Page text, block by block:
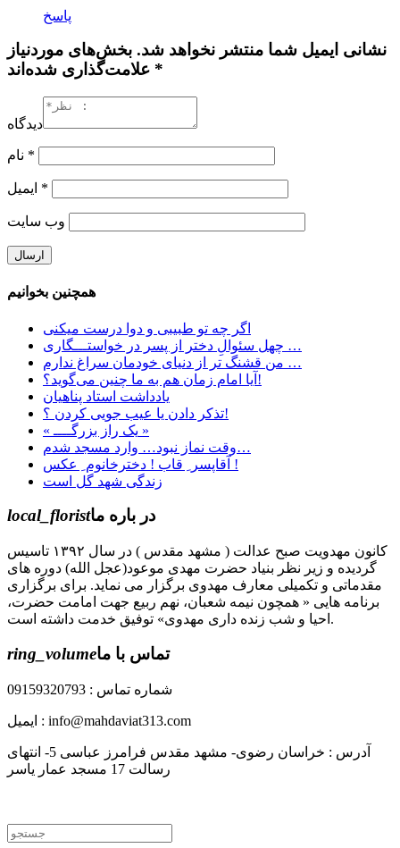
پاسخ
نشانی ایمیل شما منتشر نخواهد شد. بخش‌های موردنیاز
علامت‌گذاری شده‌اند *
دیدگاه
*
*
وب‌ سایت
همچنین بخوانیم
اگر چه تو طبیبی و دوا درست میکنی
چهل سئوالِ دختر از پسر در خواستـــگاری …
ﻣﻦ ﻗﺸﻨﮓ ﺗﺮ ﺍﺯ ﺩﻧﯿﺎﯼ ﺧﻮﺩﻣﺎﻥ ﺳﺮﺍﻍ ﻧﺪﺍﺭﻡ …
آیا امام زمان هم به ما چنین می‌گوید؟!
یادداشت استاد پناهیان
تذکر دادن یا عیب جویی کردن ؟!
« یک راز بزرگــــ »
وقت نماز نبود… وارد مسجد شدم…
آقاپسر ِ قاب ! دخترخانوم ِ عکس !
زندگی شهد گل است
local_floristدر باره ما
کانون مهدویت صبح عدالت ( مشهد مقدس ) در سال ۱۳۹۲ تاسیس
گردیده و زیر نظر بنیاد حضرت مهدی موعود(عجل الله) دوره های
مقدماتی و تکمیلی معارف مهدوی برگزار می نماید. برای برگزاری
برنامه هایی « همچون نیمه شعبان، نهم ربیع جهت امامت حضرت،
احیا و شب زنده داری مهدوی» توفیق خدمت داشته است.
ring_volumeتماس با ما
شماره تماس : 09159320793
ایمیل : info@mahdaviat313.com
آدرس : خراسان رضوی- مشهد مقدس فرامرز عباسی 5- انتهای
رسالت 17 مسجد عمار یاسر